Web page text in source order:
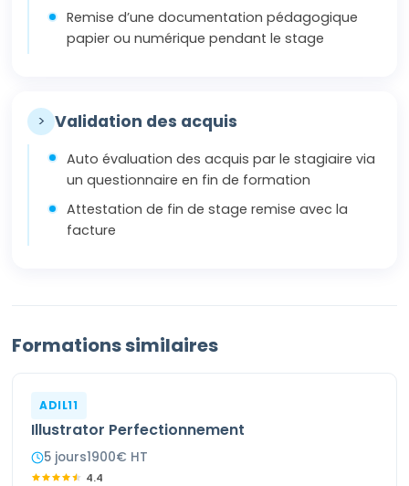
Remise d’une documentation pédagogique
papier ou numérique pendant le stage
> Validation des acquis
Auto évaluation des acquis par le stagiaire via
un questionnaire en fin de formation
Attestation de fin de stage remise avec la
facture
Formations similaires
ADIL11
Illustrator Perfectionnement
5jours1900€ HT
4.4